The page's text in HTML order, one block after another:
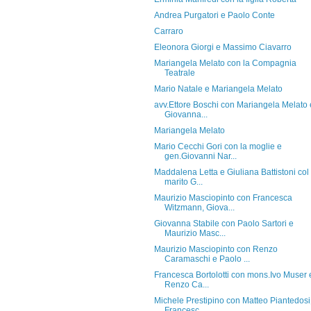
Andrea Purgatori e Paolo Conte
Carraro
Eleonora Giorgi e Massimo Ciavarro
Mariangela Melato con la Compagnia
Teatrale
Mario Natale e Mariangela Melato
avv.Ettore Boschi con Mariangela Melato
Giovanna...
Mariangela Melato
Mario Cecchi Gori con la moglie e
gen.Giovanni Nar...
Maddalena Letta e Giuliana Battistoni col
marito G...
Maurizio Masciopinto con Francesca
Witzmann, Giova...
Giovanna Stabile con Paolo Sartori e
Maurizio Masc...
Maurizio Masciopinto con Renzo
Caramaschi e Paolo ...
Francesca Bortolotti con mons.Ivo Muser
Renzo Ca...
Michele Prestipino con Matteo